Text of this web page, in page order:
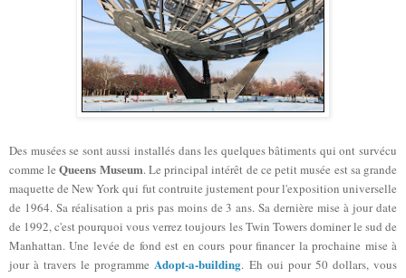
Des musées se sont aussi installés dans les quelques bâtiments qui ont survécu
comme leQueens Museum. Le principal intérêt de ce petit musée est sa grande
maquette de New York qui fut contruite justement pour l'exposition universelle
de 1964. Sa réalisation a pris pas moins de 3 ans. Sa dernière mise à jour date
de 1992, c'est pourquoi vous verrez toujours les Twin Towers dominerle sud de
Manhattan. Une levée de fond est en cours pour financer la prochaine mise à
jour à travers le programmeAdopt-a-building. Eh oui pour 50 dollars, vous